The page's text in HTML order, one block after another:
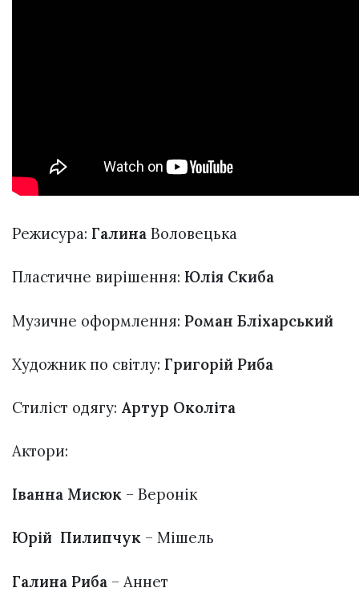
Режисура: Галина Воловецька
Пластичне вирішення: Юлія Скиба
Музичне оформлення: Роман Блiхарський
Художник по світлу: Григорій Риба
Стиліст одягу: Артур Околіта
Актори:
Іванна Мисюк – Веронік
Юрій Пилипчук – Мішель
Галина Риба – Аннет